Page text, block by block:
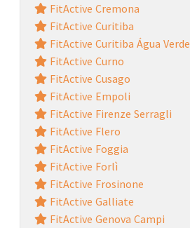
FitActive Cremona
FitActive Curitiba
FitActive Curitiba Água Verde
FitActive Curno
FitActive Cusago
FitActive Empoli
FitActive Firenze Serragli
FitActive Flero
FitActive Foggia
FitActive Forlì
FitActive Frosinone
FitActive Galliate
FitActive Genova Campi